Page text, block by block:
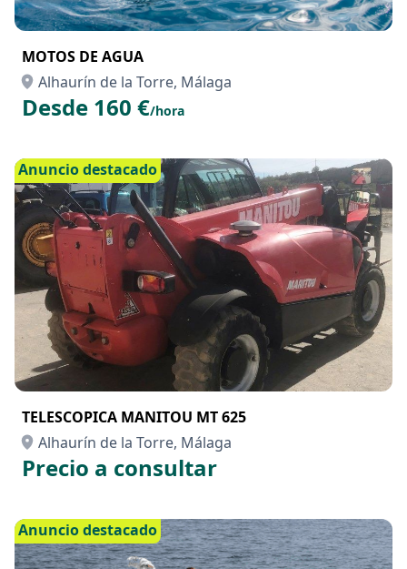
MOTOS DE AGUA
Alhaurín de la Torre, Málaga
Desde 160 €/hora
Anuncio destacado
TELESCOPICA MANITOU MT 625
Alhaurín de la Torre, Málaga
Precio a consultar
Anuncio destacado